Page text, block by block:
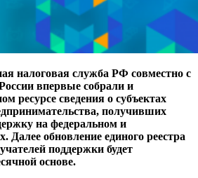
налоговая служба РФ совместно с
впервые собрали и
ресурсе сведения о субъектах
получивших
на федеральном и
Далее обновление единого реестра
поддержки будет
основе.